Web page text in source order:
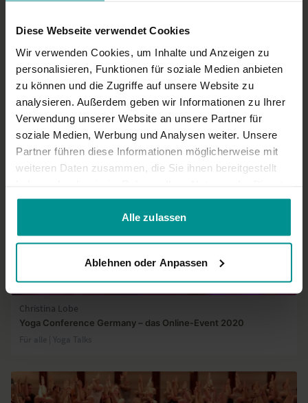
Diese Webseite verwendet Cookies
Wir verwenden Cookies, um Inhalte und Anzeigen zu
personalisieren, Funktionen für soziale Medien anbieten
zu können und die Zugriffe auf unsere Website zu
analysieren. Außerdem geben wir Informationen zu Ihrer
Verwendung unserer Website an unsere Partner für
soziale Medien, Werbung und Analysen weiter. Unsere
Partner führen diese Informationen möglicherweise mit
weiteren Daten zusammen, die Sie ihnen bereitgestellt
gesammelt haben.
Alle zulassen
Ablehnen oder Anpassen
01:12
Impressionen von den Yogi Days 2018
Für alle | Verschiedene
00:41
Christina Lobe
Yoga Conference Germany – das Online-Event 2020
Für alle | Yoga Talks